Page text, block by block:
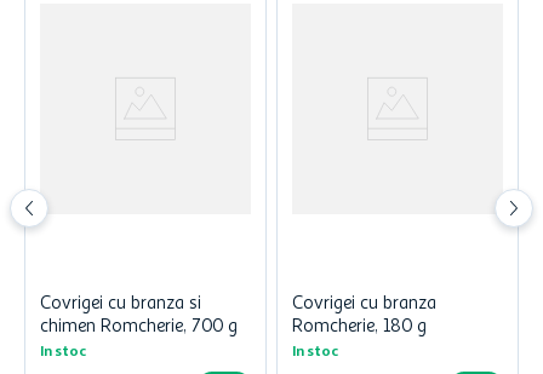
Covrigei cu branza si
chimen Romcherie, 700 g
In stoc
Covrigei cu branza
Romcherie, 180 g
In stoc